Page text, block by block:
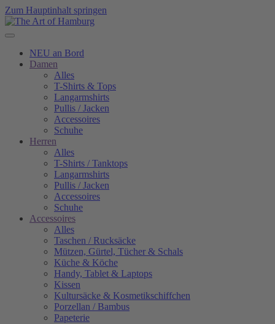
Zum Hauptinhalt springen
NEU an Bord
Damen
Alles
T-Shirts & Tops
Langarmshirts
Pullis / Jacken
Accessoires
Schuhe
Herren
Alles
T-Shirts / Tanktops
Langarmshirts
Pullis / Jacken
Accessoires
Schuhe
Accessoires
Alles
Taschen / Rucksäcke
Mützen, Gürtel, Tücher & Schals
Küche & Köche
Handy, Tablet & Laptops
Kissen
Kultursäcke & Kosmetikschiffchen
Porzellan / Bambus
Papeterie